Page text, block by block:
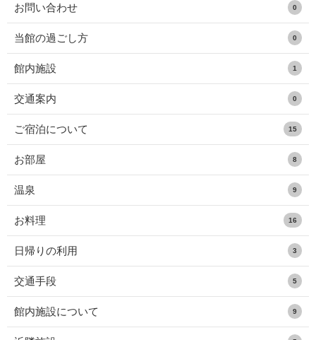
お問い合わせ 0
当館の過ごし方 0
館内施設 1
交通案内 0
ご宿泊について 15
お部屋 8
温泉 9
お料理 16
日帰りの利用 3
交通手段 5
館内施設について 9